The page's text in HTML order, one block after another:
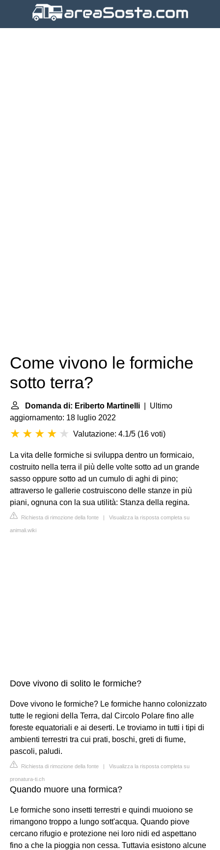
Come vivono le formiche
sotto terra?
Domanda di: Eriberto Martinelli | Ultimo
aggiornamento: 18 luglio 2022
Valutazione: 4.1/5 (16 voti)
La vita delle formiche si sviluppa dentro un formicaio,
costruito nella terra il più delle volte sotto ad un grande
sasso oppure sotto ad un cumulo di aghi di pino;
attraverso le gallerie costruiscono delle stanze in più
piani, ognuna con la sua utilità: Stanza della regina.
Richiesta di rimozione della fonte | Visualizza la risposta completa su
animali.wiki
Dove vivono di solito le formiche?
Dove vivono le formiche? Le formiche hanno colonizzato
tutte le regioni della Terra, dal Circolo Polare fino alle
foreste equatoriali e ai deserti. Le troviamo in tutti i tipi di
ambienti terrestri tra cui prati, boschi, greti di fiume,
pascoli, paludi.
Richiesta di rimozione della fonte | Visualizza la risposta completa su
pronatura-ti.ch
Quando muore una formica?
Le formiche sono insetti terrestri e quindi muoiono se
rimangono troppo a lungo sott'acqua. Quando piove
cercano rifugio e protezione nei loro nidi ed aspettano
fino a che la pioggia non cessa. Tuttavia esistono alcune